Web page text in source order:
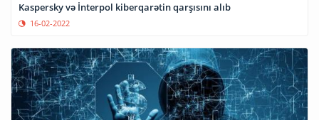
Kaspersky və İnterpol kiberqarətin qarşısını alıb
16-02-2022